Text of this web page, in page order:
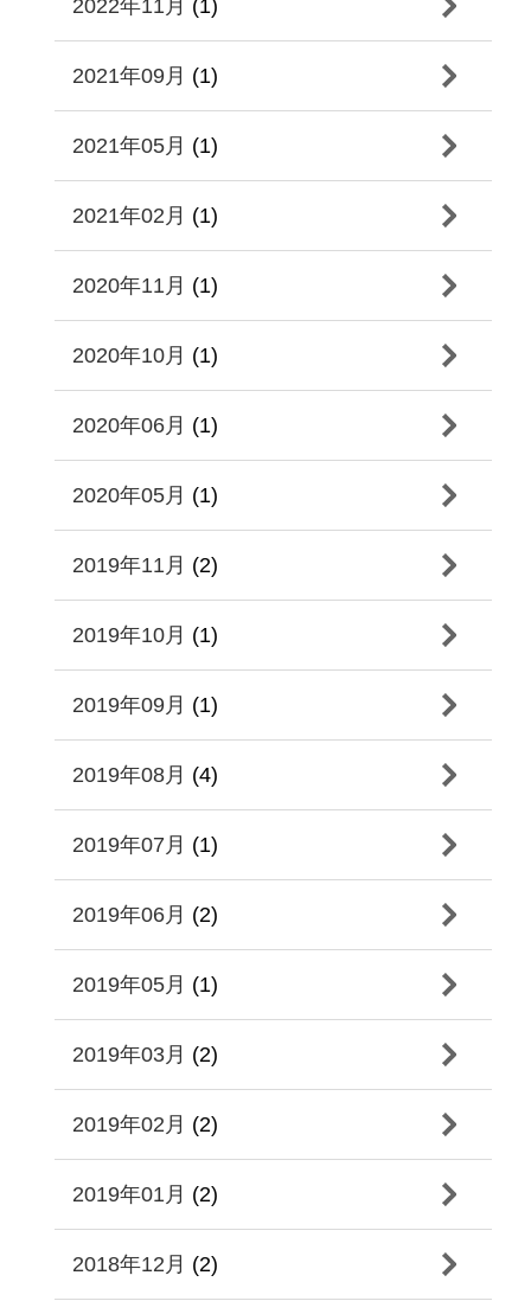
2022年11月 (1)
2021年09月 (1)
2021年05月 (1)
2021年02月 (1)
2020年11月 (1)
2020年10月 (1)
2020年06月 (1)
2020年05月 (1)
2019年11月 (2)
2019年10月 (1)
2019年09月 (1)
2019年08月 (4)
2019年07月 (1)
2019年06月 (2)
2019年05月 (1)
2019年03月 (2)
2019年02月 (2)
2019年01月 (2)
2018年12月 (2)